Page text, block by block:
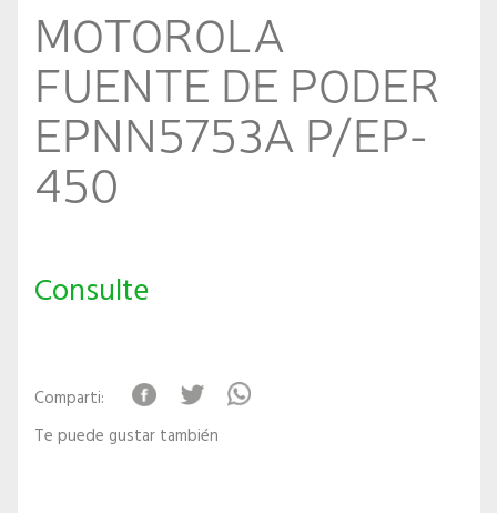
MOTOROLA
FUENTE DE PODER
EPNN5753A P/EP-
450
Consulte
Comparti:
Te puede gustar también